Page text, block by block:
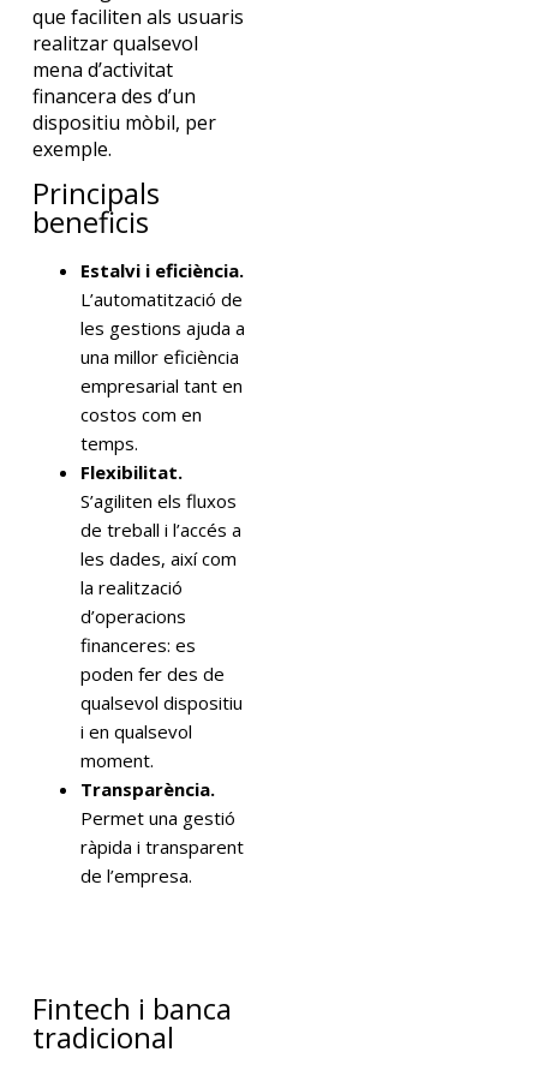
que faciliten als usuaris
realitzar qualsevol
mena d’activitat
financera des d’un
dispositiu mòbil, per
exemple.
Principals
beneficis
Estalvi i eficiència.
L’automatització de
les gestions ajuda a
una millor eficiència
empresarial tant en
costos com en
temps.
Flexibilitat.
S’agiliten els fluxos
de treball i l’accés a
les dades, així com
la realització
d’operacions
financeres: es
poden fer des de
qualsevol dispositiu
i en qualsevol
moment.
Transparència.
Permet una gestió
ràpida i transparent
de l’empresa.
Fintech i banca
tradicional